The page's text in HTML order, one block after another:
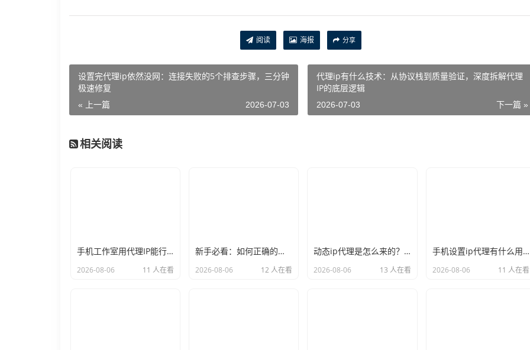
阅读 海报 分享
设置完代理ip依然没网：连接失败的5个排查步骤，三分钟
极速修复
« 上一篇 2026-07-03
代理ip有什么技术：从协议栈到质量验证，深度拆解代理
IP的底层逻辑
下一篇 »
2026-07-03
相关阅读
手机工作室用代理IP能行么？过来人的经验告诉你答案
2026-08-06 11 人在看
新手必看：如何正确的选择代理ip软件，别再交智商税了
2026-08-06 12 人在看
动态ip代理是怎么来的？背后的原理比你想象的精彩
2026-08-06 13 人在看
手机设置ip代理有什么用？不只是改定位那么简单
2026-08-06 11 人在看